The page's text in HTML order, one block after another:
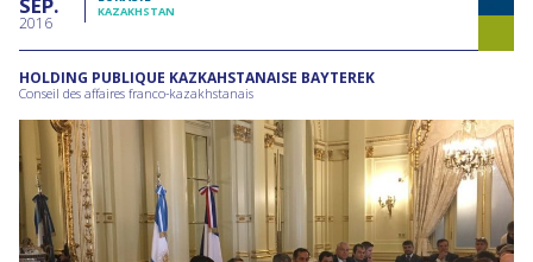
2016
KAZAKHSTAN
HOLDING PUBLIQUE KAZKAHSTANAISE BAYTEREK
Conseil des affaires franco-kazakhstanais